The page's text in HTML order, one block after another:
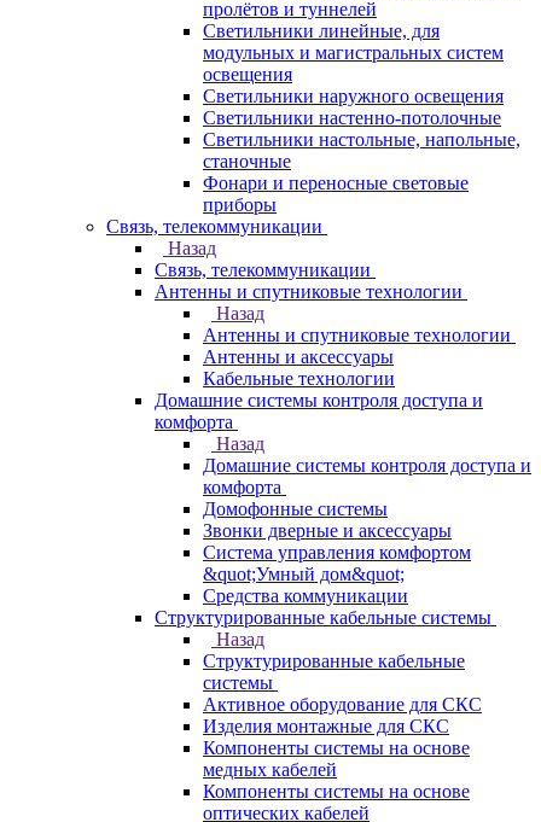
пролётов и туннелей
Светильники линейные, для
модульных и магистральных систем
освещения
Светильники наружного освещения
Светильники настенно-потолочные
Светильники настольные, напольные,
станочные
Фонари и переносные световые
приборы
Связь, телекоммуникации
Назад
Связь, телекоммуникации
Антенны и спутниковые технологии
Назад
Антенны и спутниковые технологии
Антенны и аксессуары
Кабельные технологии
Домашние системы контроля доступа и
комфорта
Назад
Домашние системы контроля доступа и
комфорта
Домофонные системы
Звонки дверные и аксессуары
Система управления комфортом
&quot;Умный дом&quot;
Средства коммуникации
Структурированные кабельные системы
Назад
Структурированные кабельные
системы
Активное оборудование для СКС
Изделия монтажные для СКС
Компоненты системы на основе
медных кабелей
Компоненты системы на основе
оптических кабелей